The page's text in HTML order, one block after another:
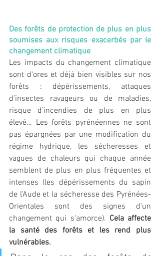
Des forêts de protection de plus en plus
soumises aux risques exacerbés par le
changement climatique
Les impacts du changement climatique
sont d‘ores et déjà bien visibles sur nos
forêts : dépérissements, attaques
d’insectes ravageurs ou de maladies,
risque d’incendies de plus en plus
élevé… Les forêts pyrénéennes ne sont
pas épargnées par une modification du
régime hydrique, les sécheresses et
vagues de chaleurs qui chaque année
semblent de plus en plus fréquentes et
intenses (les dépérissements du sapin
de l'Aude et la sécheresse des Pyrénées-
Orientales sont des signes d'un
changement qui s'amorce). Cela affecte
la santé des forêts et les rend plus
vulnérables.